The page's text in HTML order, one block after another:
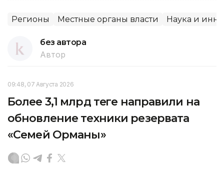
Регионы Местные органы власти Наука и
без автора
Автор
09:48, 07 Августа 2026
Более 3,1 млрд теңге направили на
обновление техники резервата
«Семей Орманы»